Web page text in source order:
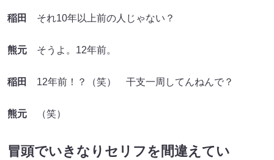
稲田 それ10年以上前の人じゃない？
熊元 そうよ。12年前。
稲田 12年前！？（笑） 干支一周してんねんで？
熊元 （笑）
冒頭でいきなりセリフを間違えてい